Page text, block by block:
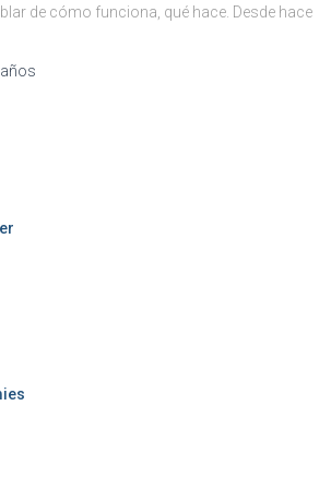
de cómo funciona, qué hace. Desde hace